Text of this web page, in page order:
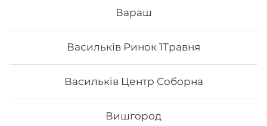
Вараш
Васильків Ринок 1Травня
Васильків Центр Соборна
Вишгород